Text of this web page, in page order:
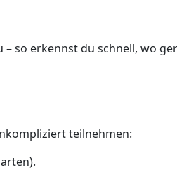
so erkennst du schnell, wo
teilnehmen: